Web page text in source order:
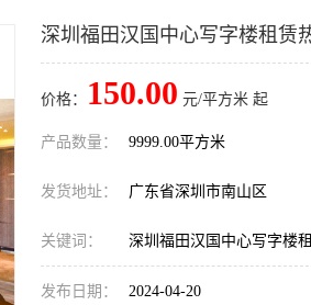
深圳福田汉国中心写字楼租赁
价格： 150.00 元/平方米 起
产品数量： 9999.00平方米
发货地址： 广东省深圳市南山区
关键词： 深圳福田汉国中心写字楼
发布日期： 2024-04-20